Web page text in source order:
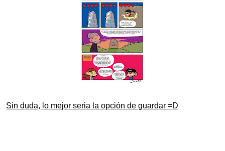
Sin duda, lo mejor seria la opción de guardar =D